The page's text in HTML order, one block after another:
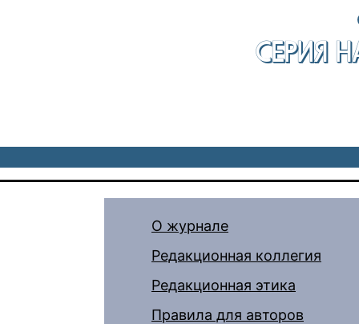
СЕРИЯ
О журнале
Редакционная коллегия
Редакционная этика
Правила для авторов